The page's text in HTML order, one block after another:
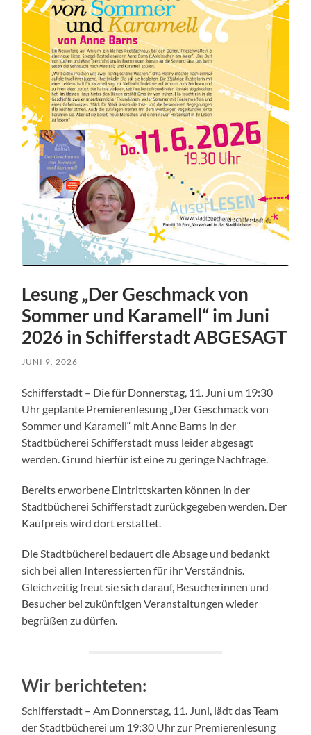
Lesung „Der Geschmack von
Sommer und Karamell“ im Juni
2026 in Schifferstadt ABGESAGT
JUNI 9, 2026
Schifferstadt – Die für Donnerstag, 11. Juni um 19:30
Uhr geplante Premierenlesung „Der Geschmack von
Sommer und Karamell“ mit Anne Barns in der
Stadtbücherei Schifferstadt muss leider abgesagt
werden. Grund hierfür ist eine zu geringe Nachfrage.
Bereits erworbene Eintrittskarten können in der
Stadtbücherei Schifferstadt zurückgegeben werden. Der
Kaufpreis wird dort erstattet.
Die Stadtbücherei bedauert die Absage und bedankt
sich bei allen Interessierten für ihr Verständnis.
Gleichzeitig freut sie sich darauf, Besucherinnen und
Besucher bei zukünftigen Veranstaltungen wieder
begrüßen zu dürfen.
Wir berichteten:
Schifferstadt – Am Donnerstag, 11. Juni, lädt das Team
der Stadtbücherei um 19:30 Uhr zur Premierenlesung